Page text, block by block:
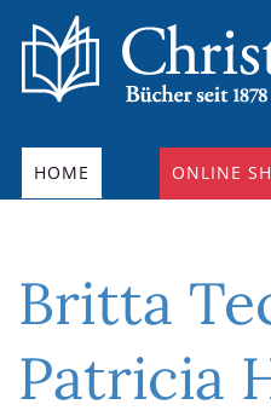
HOME ONLINE
Britta
Patricia